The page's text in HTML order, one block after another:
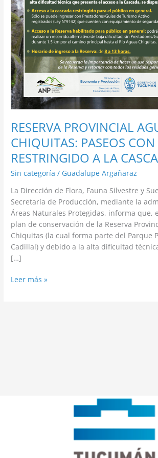
RESERVA PROVINCIAL
CHIQUITAS: PASEOS CON
RESTRINGIDO A LA
Sin categoría / Guadalupe Argañaraz
La Dirección de Flora, Fauna Silvestre y
Secretaría de Producción, mediante la
Áreas Naturales Protegidas, informa que,
plan de conservación de la Reserva
Chiquitas (la cual forma parte del Parque
Cadillal) y debido a la alta dificultad
[…]
ACCESO
RESTRINGIDO
A
LA
CASCADA
Leer más »